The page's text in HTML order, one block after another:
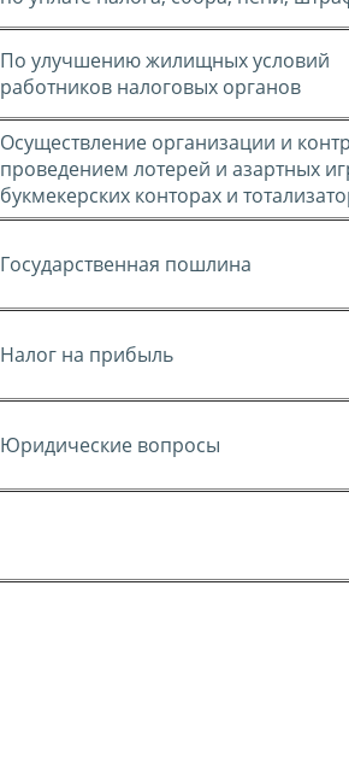
По улучшению жилищных условий
работников налоговых органов
Осуществление организации и
проведением лотерей и азартных
букмекерских конторах и
Государственная пошлина
Налог на прибыль
Юридические вопросы